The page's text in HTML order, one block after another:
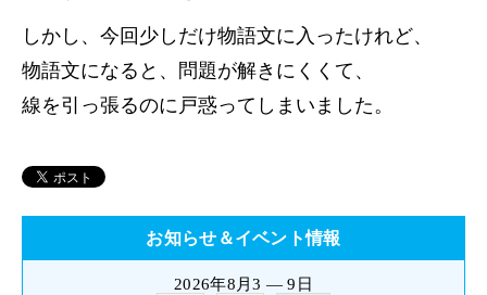
しかし、今回少しだけ物語文に入ったけれど、
物語文になると、問題が解きにくくて、
線を引っ張るのに戸惑ってしまいました。
お知らせ＆イベント情報
2026年8月3 — 9日